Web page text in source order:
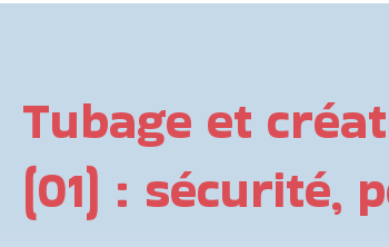
Tubage et
(01) : sécurité,